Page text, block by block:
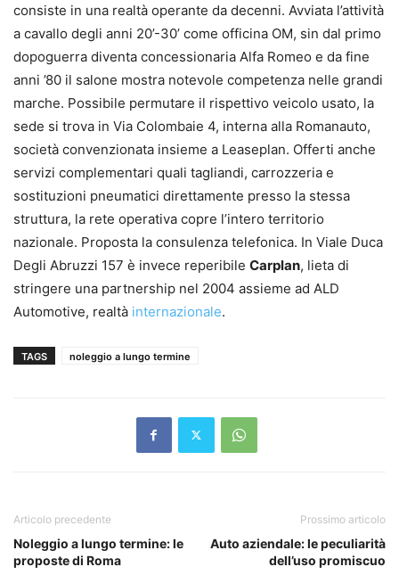
consiste in una realtà operante da decenni. Avviata l’attività
a cavallo degli anni 20’-30’ come officina OM, sin dal primo
dopoguerra diventa concessionaria Alfa Romeo e da fine
anni ’80 il salone mostra notevole competenza nelle grandi
marche. Possibile permutare il rispettivo veicolo usato, la
sede si trova in Via Colombaie 4, interna alla Romanauto,
società convenzionata insieme a Leaseplan. Offerti anche
servizi complementari quali tagliandi, carrozzeria e
sostituzioni pneumatici direttamente presso la stessa
struttura, la rete operativa copre l’intero territorio
nazionale. Proposta la consulenza telefonica. In Viale Duca
Degli Abruzzi 157 è invece reperibile Carplan, lieta di
stringere una partnership nel 2004 assieme ad ALD
Automotive, realtà internazionale.
TAGS noleggio a lungo termine
Articolo precedente
Noleggio a lungo termine: le
proposte di Roma
Prossimo articolo
Auto aziendale: le peculiarità
dell’uso promiscuo